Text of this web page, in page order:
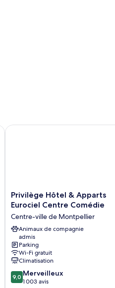
Privilège
Hôtel
Apparts
Eurociel
Centre
Comédie
Centre-
ville
de
Montpellier
Privilège Hôtel & Apparts
Eurociel Centre Comédie
Centre-ville de Montpellier
Animaux de compagnie
admis
Parking
Wi-Fi gratuit
Climatisation
9.0
sur
9,0 Merveilleux
1 003 avis
Privilège Hôtel & Apparts